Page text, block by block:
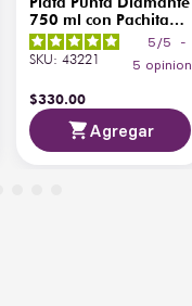
750 ml con Pachita
200 ml
5 /5
-
5
SKU: 43221
$330.00
Agregar